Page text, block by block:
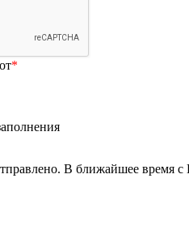
*
В ближайшее время с